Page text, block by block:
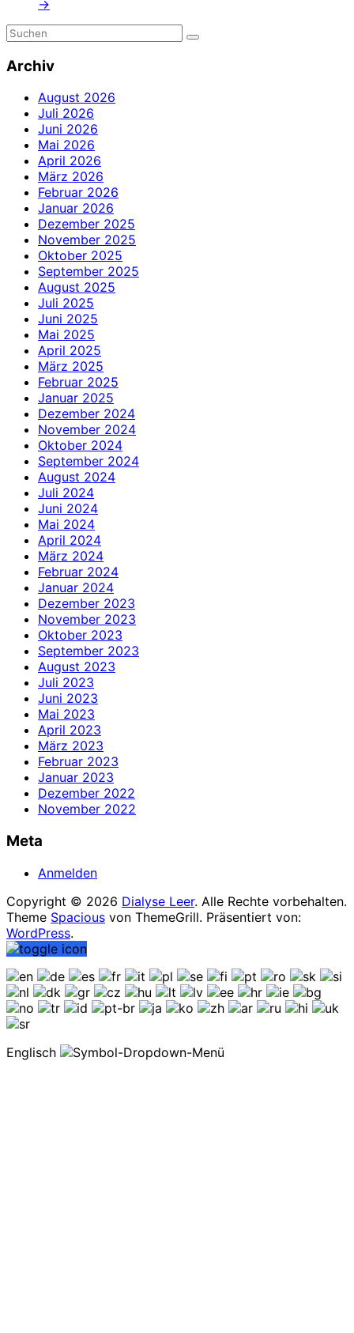
→
Archiv
August 2026
Juli 2026
Juni 2026
Mai 2026
April 2026
März 2026
Februar 2026
Januar 2026
Dezember 2025
November 2025
Oktober 2025
September 2025
August 2025
Juli 2025
Juni 2025
Mai 2025
April 2025
März 2025
Februar 2025
Januar 2025
Dezember 2024
November 2024
Oktober 2024
September 2024
August 2024
Juli 2024
Juni 2024
Mai 2024
April 2024
März 2024
Februar 2024
Januar 2024
Dezember 2023
November 2023
Oktober 2023
September 2023
August 2023
Juli 2023
Juni 2023
Mai 2023
April 2023
März 2023
Februar 2023
Januar 2023
Dezember 2022
November 2022
Meta
Anmelden
Copyright © 2026 Dialyse Leer. Alle Rechte vorbehalten.
Theme Spacious von ThemeGrill. Präsentiert von:
WordPress.
Englisch